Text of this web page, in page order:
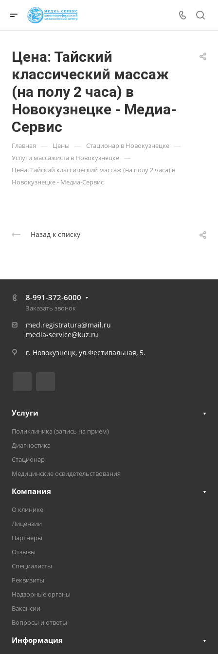
Цена: Тайский
классический массаж
(на полу 2 часа) в
Новокузнецке - Медиа-
Сервис
Главная — Цены — Стационар в Новокузнецке —
Услуги массажиста в Новокузнецке —
Цена: Тайский классический массаж (на полу 2 часа) в
Новокузнецке - Медиа-Сервис
Назад к списку
8-991-372-6000
Заказать звонок
med.registratura@mail.ru
media-service@kuz.ru
г. Новокузнецк, ул.Фестивальная, 5.
Услуги
Поликлиника (запись на прием)
Диагностика
Стационар
Медицинские освидетельствования
Компания
О клинике
Лицензии
Партнеры
Отзывы
Специалисты
Реквизиты
Надзорные органы
Вакансии
Вопросы и ответы
Информация